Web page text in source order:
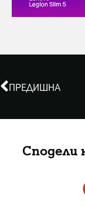
ПРЕДИШНА
Сподели